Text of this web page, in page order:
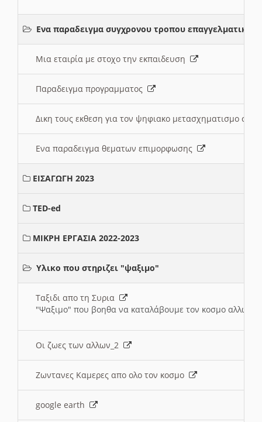
Ενα παραδειγμα συγχρονου τροπου
Μια εταιρία με στοχο την εκπαιδευση
Παραδειγμα προγραμματος
Δικη τους εκθεση για τον ψηφιακο μετασχηματισμο
Ενα παραδειγμα θεματων επιμορφωσης
ΕΙΣΑΓΩΓΗ 2023
TED-ed
ΜΙΚΡΗ ΕΡΓΑΣΙΑ 2022-2023
Υλικο που στηριζει "ψαξιμο"
Ταξιδι απο τη Συρια
"Ψαξιμο" που βοηθα να καταλάβουμε τον κοσμο αλλων
Οι ζωες των αλλων_2
Ζωντανες Καμερες απο ολο τον κοσμο
google earth